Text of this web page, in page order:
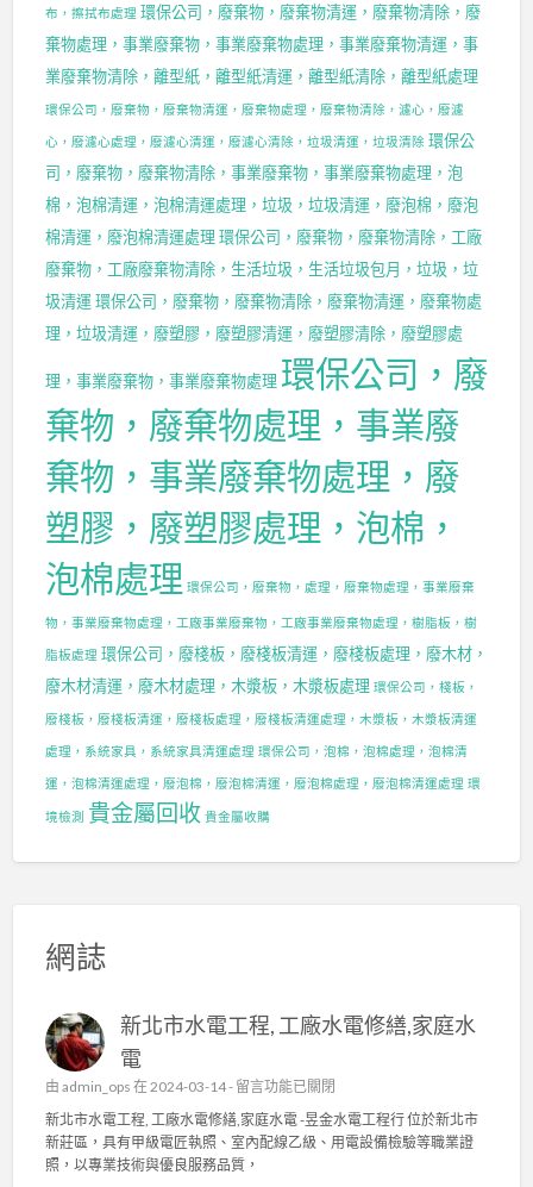
布，擦拭布處理 環保公司，廢棄物，廢棄物清運，廢棄物清除，廢
棄物處理，事業廢棄物，事業廢棄物處理，事業廢棄物清運，事
業廢棄物清除，離型紙，離型紙清運，離型紙清除，離型紙處理
環保公司，廢棄物，廢棄物清運，廢棄物處理，廢棄物清除，濾心，廢濾
心，廢濾心處理，廢濾心清運，廢濾心清除，垃圾清運，垃圾清除 環保公
司，廢棄物，廢棄物清除，事業廢棄物，事業廢棄物處理，泡
棉，泡棉清運，泡棉清運處理，垃圾，垃圾清運，廢泡棉，廢泡
棉清運，廢泡棉清運處理 環保公司，廢棄物，廢棄物清除，工廠
廢棄物，工廠廢棄物清除，生活垃圾，生活垃圾包月，垃圾，垃
圾清運 環保公司，廢棄物，廢棄物清除，廢棄物清運，廢棄物處
理，垃圾清運，廢塑膠，廢塑膠清運，廢塑膠清除，廢塑膠處
理，事業廢棄物，事業廢棄物處理 環保公司，廢
棄物，廢棄物處理，事業廢
棄物，事業廢棄物處理，廢
塑膠，廢塑膠處理，泡棉，
泡棉處理 環保公司，廢棄物，處理，廢棄物處理，事業廢棄
物，事業廢棄物處理，工廠事業廢棄物，工廠事業廢棄物處理，樹脂板，樹
脂板處理 環保公司，廢棧板，廢棧板清運，廢棧板處理，廢木材，
廢木材清運，廢木材處理，木漿板，木漿板處理 環保公司，棧板，
廢棧板，廢棧板清運，廢棧板處理，廢棧板清運處理，木漿板，木漿板清運
處理，系統家具，系統家具清運處理 環保公司，泡棉，泡棉處理，泡棉清
運，泡棉清運處理，廢泡棉，廢泡棉清運，廢泡棉處理，廢泡棉清運處理 環
境檢測 貴金屬回收 貴金屬收購
網誌
新北市水電工程, 工廠水電修繕,家庭水
電
由 admin_ops 在 2024-03-14 - 在
〈
新
北
市
留言功能已關閉
新北市水電工程, 工廠水電修繕,家庭水電 -昱金水電工程行 位於新北市
新莊區，具有甲級電匠執照、室內配線乙級、用電設備檢驗等職業證
照，以專業技術與優良服務品質，